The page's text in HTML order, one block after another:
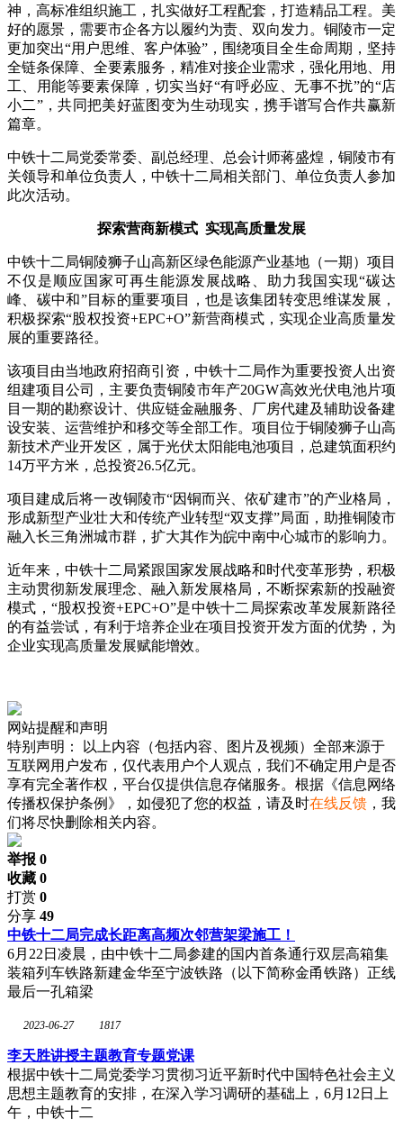
神，高标准组织施工，扎实做好工程配套，打造精品工程。美
好的愿景，需要市企各方以履约为责、双向发力。铜陵市一定
更加突出“用户思维、客户体验”，围绕项目全生命周期，坚持
全链条保障、全要素服务，精准对接企业需求，强化用地、用
工、用能等要素保障，切实当好“有呼必应、无事不扰”的“店
小二”，共同把美好蓝图变为生动现实，携手谱写合作共赢新
篇章。
中铁十二局党委常委、副总经理、总会计师蒋盛煌，铜陵市有
关领导和单位负责人，中铁十二局相关部门、单位负责人参加
此次活动。
探索营商新模式 实现高质量发展
中铁十二局铜陵狮子山高新区绿色能源产业基地（一期）项目
不仅是顺应国家可再生能源发展战略、助力我国实现“碳达
峰、碳中和”目标的重要项目，也是该集团转变思维谋发展，
积极探索“股权投资+EPC+O”新营商模式，实现企业高质量发
展的重要路径。
该项目由当地政府招商引资，中铁十二局作为重要投资人出资
组建项目公司，主要负责铜陵市年产20GW高效光伏电池片项
目一期的勘察设计、供应链金融服务、厂房代建及辅助设备建
设安装、运营维护和移交等全部工作。项目位于铜陵狮子山高
新技术产业开发区，属于光伏太阳能电池项目，总建筑面积约
14万平方米，总投资26.5亿元。
项目建成后将一改铜陵市“因铜而兴、依矿建市”的产业格局，
形成新型产业壮大和传统产业转型“双支撑”局面，助推铜陵市
融入长三角洲城市群，扩大其作为皖中南中心城市的影响力。
近年来，中铁十二局紧跟国家发展战略和时代变革形势，积极
主动贯彻新发展理念、融入新发展格局，不断探索新的投融资
模式，“股权投资+EPC+O”是中铁十二局探索改革发展新路径
的有益尝试，有利于培养企业在项目投资开发方面的优势，为
企业实现高质量发展赋能增效。
网站提醒和声明
特别声明：
以上内容（包括内容、图片及视频）全部来源于
互联网用户发布，仅代表用户个人观点，我们不确定用户是否
享有完全著作权，平台仅提供信息存储服务。根据《信息网络
传播权保护条例》，如侵犯了您的权益，请及时在线反馈 ，我
们将尽快删除相关内容。
举报 0
收藏 0
打赏 0
分享 49
中铁十二局完成长距离高频次邻营架梁施工！
6月22日凌晨，由中铁十二局参建的国内首条通行双层高箱集
装箱列车铁路新建金华至宁波铁路（以下简称金甬铁路）正线
最后一孔箱梁
2023-06-27 1817
李天胜讲授主题教育专题党课
根据中铁十二局党委学习贯彻习近平新时代中国特色社会主义
思想主题教育的安排，在深入学习调研的基础上，6月12日上
午，中铁十二